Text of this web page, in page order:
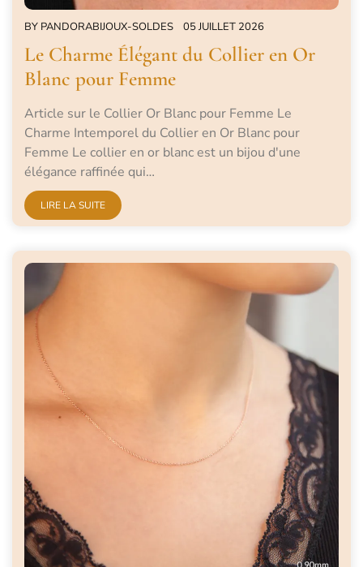
BY PANDORABIJOUX-SOLDES 05 JUILLET 2026
Le Charme Élégant du Collier en Or
Blanc pour Femme
Article sur le Collier Or Blanc pour Femme Le
Charme Intemporel du Collier en Or Blanc pour
Femme Le collier en or blanc est un bijou d'une
élégance raffinée qui…
LIRE LA SUITE